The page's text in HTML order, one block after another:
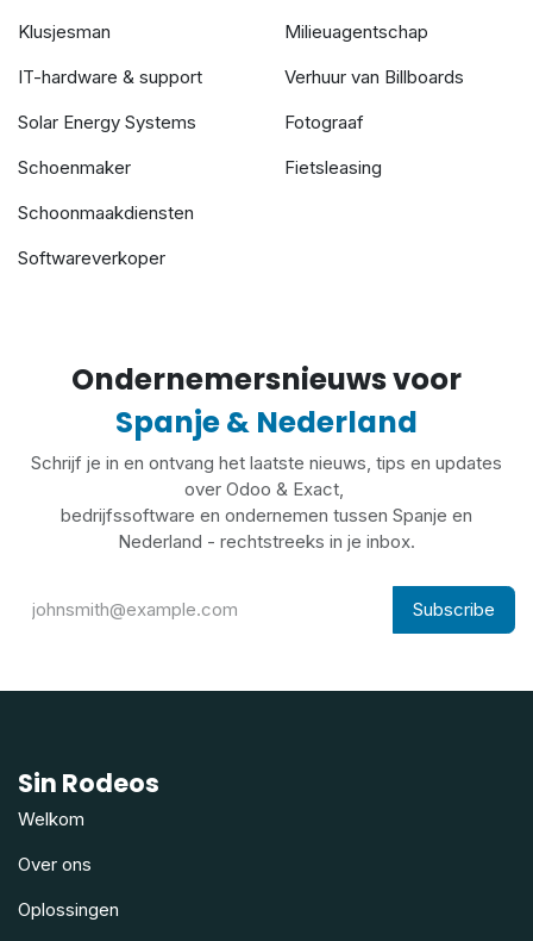
Klusjesman
IT-hardware & support
Solar Energy Systems
Schoenmaker
Schoonmaakdiensten
Softwareverkoper
Milieuagentschap
Verhuur van Billboards
Fotograaf
Fietsleasing
Ondernemersnieuws voor
Spanje & Nederland
Schrijf je in en ontvang het laatste nieuws, tips en updates
over Odoo & Exact,
bedrijfssoftware en ondernemen tussen Spanje en
Nederland - rechtstreeks in je inbox.
Subscribe
Sin Rodeos
Welkom
Over ons
Oplossingen